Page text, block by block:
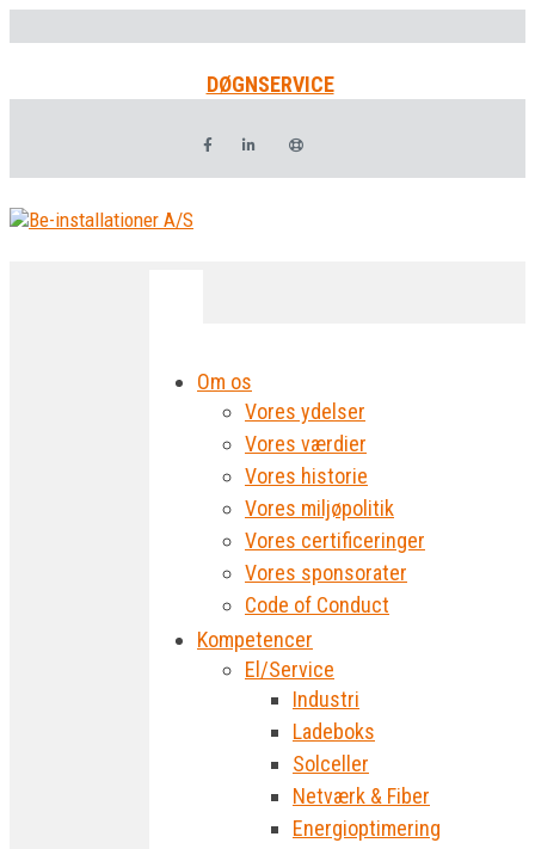
DØGNSERVICE
Om os
Vores ydelser
Vores værdier
Vores historie
Vores miljøpolitik
Vores certificeringer
Vores sponsorater
Code of Conduct
Kompetencer
El/Service
Industri
Ladeboks
Solceller
Netværk & Fiber
Energioptimering